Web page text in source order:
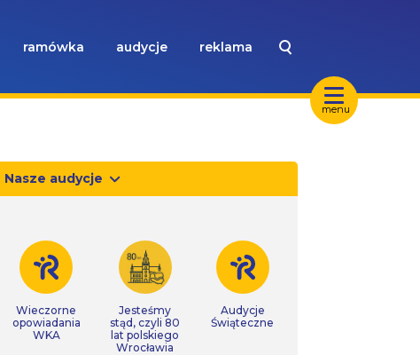
menu
ramówka audycje reklama
Nasze audycje
Wieczorne
opowiadania
WKA
Jesteśmy
stąd, czyli 80
lat polskiego
Wrocławia
Audycje
Świąteczne